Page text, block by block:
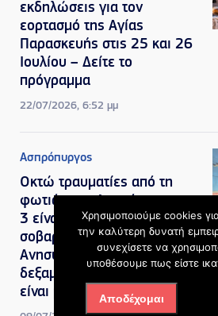
εκδηλώσεις για τον
εορτασμό της Αγίας
Παρασκευής στις 25 και 26
Ιουλίου – Δείτε το
πρόγραμμα
22/07/2026, 6:52 μμ
Ασπρόπυργος
Οκτώ τραυματίες από τη
φωτιά στον Ασπρόπυργο, οι
3 είναι διασωληνωμένοι σε
σοβαρή κατάσταση –
Ανησυχία για φορτηγό με
δεξαμενή προπανίου που
είναι μέσα στην επιχείρηση
Χρησιμοποιούμε cookies
την καλύτερη δυνατή
συνεχίσετε να
υποθέσουμε πως είστε
Αποδέχομαι